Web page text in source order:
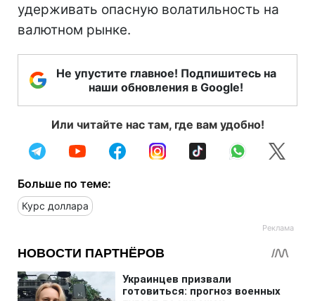
удерживать опасную волатильность на
валютном рынке.
Не упустите главное! Подпишитесь на
наши обновления в Google!
Или читайте нас там, где вам удобно!
Больше по теме:
Курс доллара